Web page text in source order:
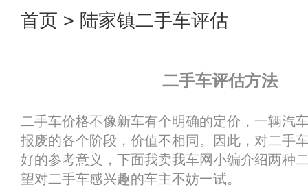
首页 > 陆家镇二手车评估
二手车评估方法
二手车价格不像新车有个明确的定价，一辆汽
报废的各个阶段，价值不相同。因此，对二手
好的参考意义，下面我卖我车网小编介绍两种
望对二手车感兴趣的车主不妨一试。